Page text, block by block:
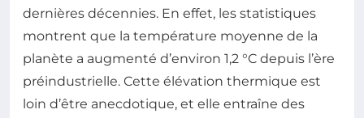
dernières décennies. En effet, les statistiques
montrent que la température moyenne de la
planète a augmenté d’environ 1,2 °C depuis l’ère
préindustrielle. Cette élévation thermique est
loin d’être anecdotique, et elle entraîne des